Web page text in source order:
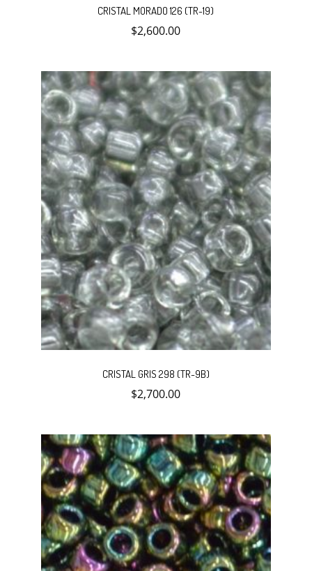
CRISTAL MORADO 126 (TR-19)
$2,600.00
CRISTAL GRIS 298 (TR-9B)
$2,700.00